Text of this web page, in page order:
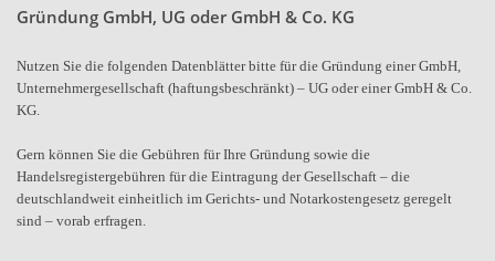
Gründung GmbH, UG oder GmbH & Co. KG
Nutzen Sie die folgenden Datenblätter bitte für die Gründung einer GmbH,
Unternehmergesellschaft (haftungsbeschränkt) – UG oder einer GmbH & Co.
KG.
Gern können Sie die Gebühren für Ihre Gründung sowie die
Handelsregistergebühren für die Eintragung der Gesellschaft – die
deutschlandweit einheitlich im Gerichts- und Notarkostengesetz geregelt
sind – vorab erfragen.